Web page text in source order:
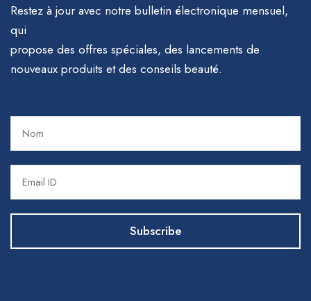
Restez à jour avec notre bulletin électronique mensuel,
qui
propose des offres spéciales, des lancements de
nouveaux produits et des conseils beauté.